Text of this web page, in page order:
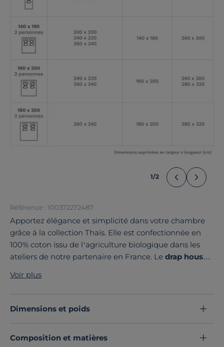
1/2
Référence : 100372272487
Apportez élégance et simplicité dans votre chambre
grâce à la collection Thaïs. Elle est confectionnée en
100% coton issu de l’agriculture biologique dans les
ateliers de notre partenaire en France. Le drap housse
coordonner avec le reste de la collection.
Découvrez toute notre sélection :Draps housse
Voir plus
Dimensions et poids
Composition et matières